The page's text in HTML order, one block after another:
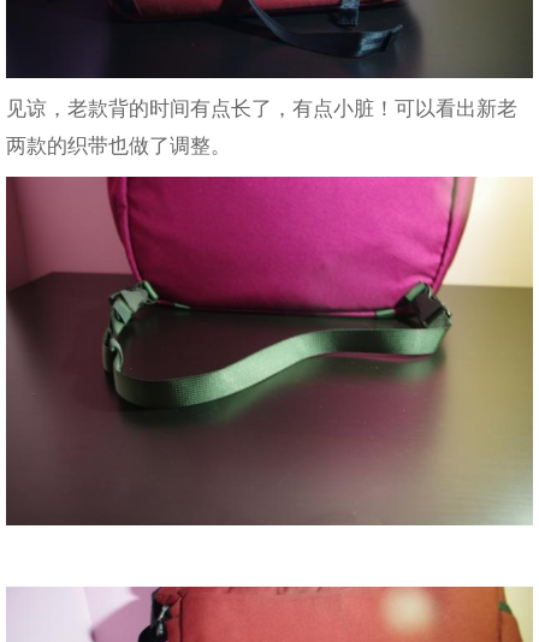
见谅，老款背的时间有点长了，有点小脏！可以看出新老
两款的织带也做了调整。